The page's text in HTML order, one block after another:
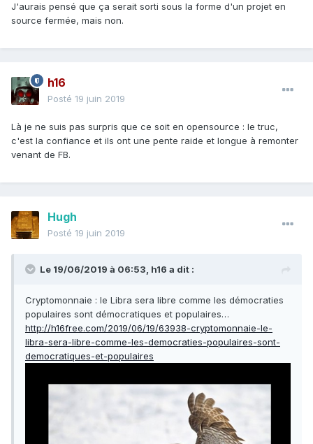
J'aurais pensé que ça serait sorti sous la forme d'un projet en
source fermée, mais non.
h16
Posté 19 juin 2019
Là je ne suis pas surpris que ce soit en opensource : le truc,
c'est la confiance et ils ont une pente raide et longue à remonter
venant de FB.
Hugh
Posté 19 juin 2019
Le 19/06/2019 à 06:53, h16 a dit :
Cryptomonnaie : le Libra sera libre comme les démocraties
populaires sont démocratiques et populaires…
http://h16free.com/2019/06/19/63938-cryptomonnaie-le-
libra-sera-libre-comme-les-democraties-populaires-sont-
democratiques-et-populaires